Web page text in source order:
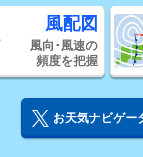
風配図
風向･風速の
頻度を把握
お天気ナビゲー